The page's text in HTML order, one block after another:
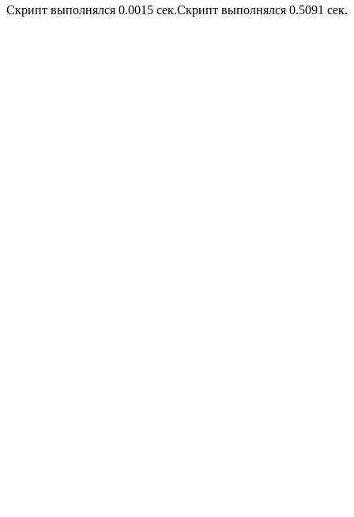
Скрипт выполнялся 0.0015 сек.Скрипт выполнялся 0.5091 сек.